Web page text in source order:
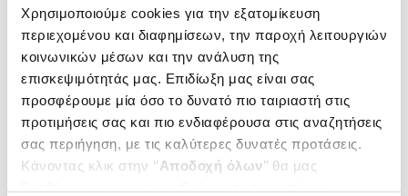
Χρησιμοποιούμε cookies για την εξατομίκευση
περιεχομένου και διαφημίσεων, την παροχή λειτουργιών
κοινωνικών μέσων και την ανάλυση της
επισκεψιμότητάς μας. Επιδίωξη μας είναι σας
προσφέρουμε μία όσο το δυνατό πιο ταιριαστή στις
προτιμήσεις σας και πιο ενδιαφέρουσα στις αναζητήσεις
σας περιήγηση, με τις καλύτερες δυνατές προτάσεις.
Κάνοντας κλικ στην ‘’Αποδοχή όλων’’ θα μας